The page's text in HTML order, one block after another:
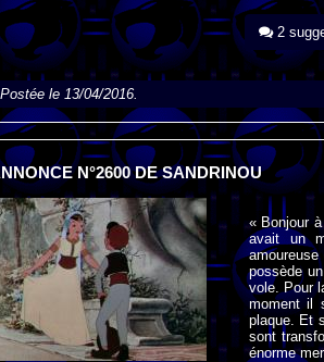
2
Postée le 13/04/2016.
N°2600 DE SANDRINOU
« Bonjour
avait un
possède
vole. Pour
moment il
plaque. Et
sont
énorme